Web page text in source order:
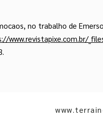
no trabalho de
www.revistapixe.com.br/